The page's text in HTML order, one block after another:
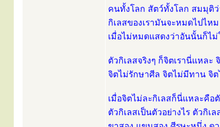
คนทั้งโลก สัตว์ทั้งโลก สมมุติว่
กิเลสของเรามันจะหมดไปไห
เมื่อไม่หมดแสดงว่าอันนั้นก็ไม่
ตัวกิเลสจริงๆ ก็จิตเรานี่แหละ
จิตไม่รักษาศีล จิตไม่มีทาน จิ
เมื่อจิตไม่ละกิเลสก็นี่แหละคือ
ตัวกิเลสเป็นตัวอย่างไร ตัวกิเ